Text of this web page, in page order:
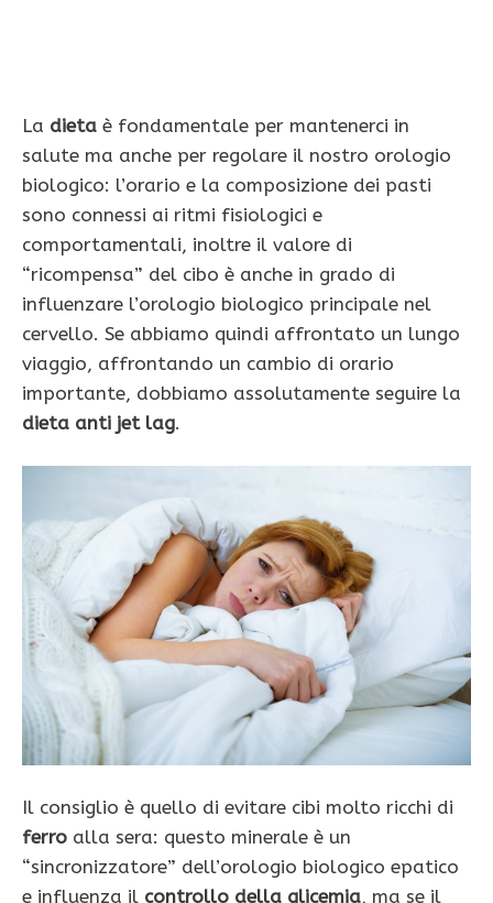
La dieta è fondamentale per mantenerci in
salute ma anche per regolare il nostro orologio
biologico: l’orario e la composizione dei pasti
sono connessi ai ritmi fisiologici e
comportamentali, inoltre il valore di
“ricompensa” del cibo è anche in grado di
influenzare l’orologio biologico principale nel
cervello. Se abbiamo quindi affrontato un lungo
viaggio, affrontando un cambio di orario
importante, dobbiamo assolutamente seguire la
dieta anti jet lag.
Il consiglio è quello di evitare cibi molto ricchi di
ferro alla sera: questo minerale è un
“sincronizzatore” dell’orologio biologico epatico
e influenza il controllo della glicemia, ma se il